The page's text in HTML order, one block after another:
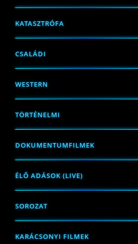
KATASZTRÓFA
CSALÁDI
WESTERN
TÖRTÉNELMI
DOKUMENTUMFILMEK
ÉLŐ ADÁSOK (LIVE)
SOROZAT
KARÁCSONYI FILMEK